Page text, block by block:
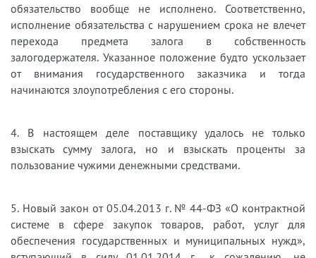
обязательство вообще не исполнено. Соответственно,
исполнение обязательства с нарушением срока не влечет
перехода предмета залога в собственность
залогодержателя. Указанное положение будто ускользает
от внимания государственного заказчика и тогда
начинаются злоупотребления с его стороны.
4. В настоящем деле поставщику удалось не только
взыскать сумму залога, но и взыскать проценты за
пользование чужими денежными средствами.
5. Новый закон от 05.04.2013 г. № 44-ФЗ «О контрактной
системе в сфере закупок товаров, работ, услуг для
обеспечения государственных и муниципальных нужд»,